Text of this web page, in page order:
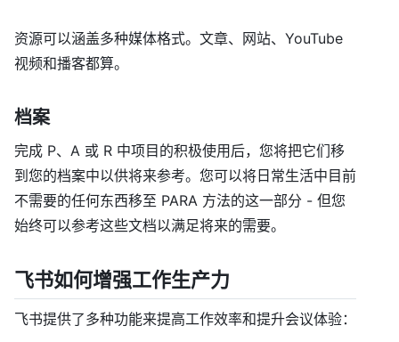
资源可以涵盖多种媒体格式。文章、网站、YouTube
视频和播客都算。
档案
完成 P、A 或 R 中项目的积极使用后，您将把它们移
到您的档案中以供将来参考。您可以将日常生活中目前
不需要的任何东西移至 PARA 方法的这一部分 - 但您
始终可以参考这些文档以满足将来的需要。
飞书如何增强工作生产力
飞书提供了多种功能来提高工作效率和提升会议体验：